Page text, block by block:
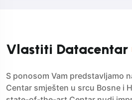
Vlastiti Datacentar
S ponosom Vam predstavljamo
Centar smješten u srcu Bosne i